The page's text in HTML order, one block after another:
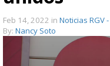
Feb 14, 2022 in Noticias RGV
By: Nancy Soto